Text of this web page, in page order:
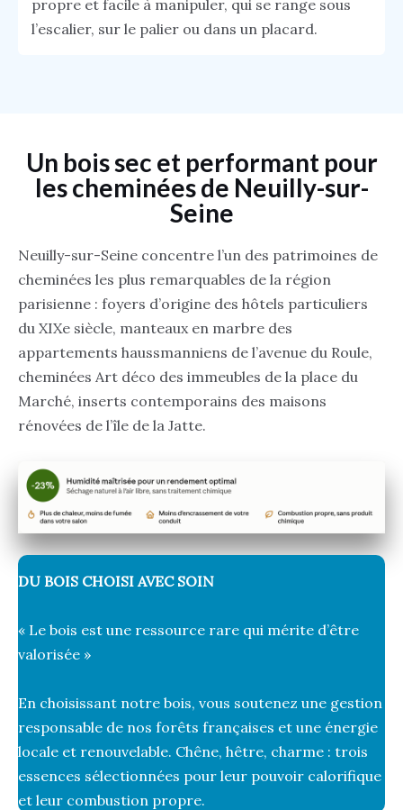
propre et facile à manipuler, qui se range sous
l’escalier, sur le palier ou dans un placard.
Un bois sec et performant pour
les cheminées de Neuilly-sur-
Seine
Neuilly-sur-Seine concentre l’un des patrimoines de
cheminées les plus remarquables de la région
parisienne : foyers d’origine des hôtels particuliers
du XIXe siècle, manteaux en marbre des
appartements haussmanniens de l’avenue du Roule,
cheminées Art déco des immeubles de la place du
Marché, inserts contemporains des maisons
rénovées de l’île de la Jatte.
DU BOIS CHOISI AVEC SOIN
« Le bois est une ressource rare qui mérite d’être
valorisée »
En choisissant notre bois, vous soutenez une gestion
responsable de nos forêts françaises et une énergie
locale et renouvelable. Chêne, hêtre, charme : trois
essences sélectionnées pour leur pouvoir calorifique
et leur combustion propre.